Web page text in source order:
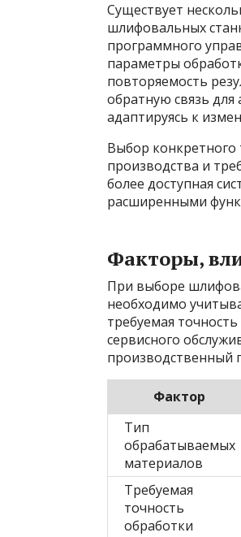
Существует
шлифовальных
программного
параметры
повторяемость
обратную связь
адаптируясь к
Выбор конкретного
производства и
более доступная
расширенными
Факторы,
При выборе
необходимо
требуемая
сервисного
производственный
Фактор
Тип
обрабатываемых
материалов
Требуемая
точность
обработки